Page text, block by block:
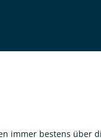
immer bestens über